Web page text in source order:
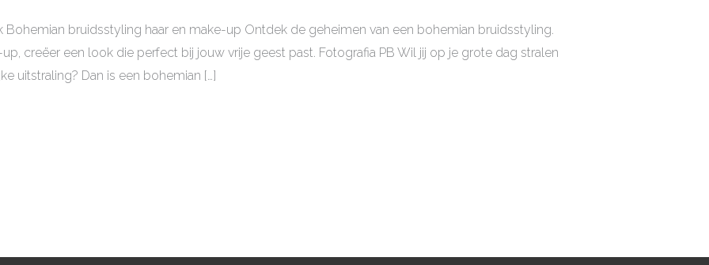
bruidsstyling haar en make-up Ontdek de geheimen van een bohemian bruidsstyling.
creëer een look die perfect bij jouw vrije geest past. Fotografia PB Wil jij op je grote dag stralen
uitstraling? Dan is een bohemian […]